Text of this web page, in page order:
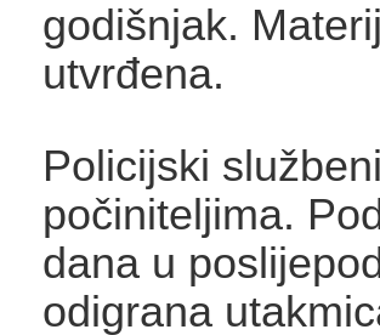
godišnjak.
utvrđena.
Policijski
počiniteljima.
dana u
odigrana